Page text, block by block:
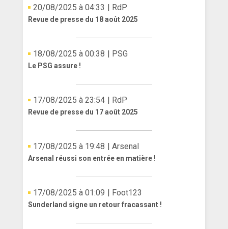
20/08/2025 à 04:33 | RdP
Revue de presse du 18 août 2025
18/08/2025 à 00:38 | PSG
Le PSG assure !
17/08/2025 à 23:54 | RdP
Revue de presse du 17 août 2025
17/08/2025 à 19:48 | Arsenal
Arsenal réussi son entrée en matière !
17/08/2025 à 01:09 | Foot123
Sunderland signe un retour fracassant !